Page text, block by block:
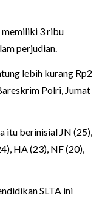
3 ribu
perjudian.
lebih kurang Rp2
Polri, Jumat
itu berinisial JN (25),
HA (23), NF (20),
SLTA ini